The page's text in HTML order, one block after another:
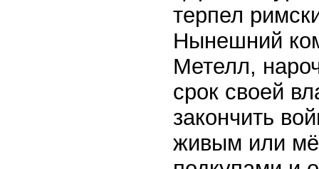
терпел
Нынешний
Метелл,
срок своей
закончить
живым или